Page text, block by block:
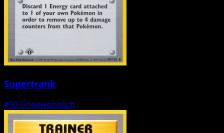
Supertrank
#90 Ungewöhnlich